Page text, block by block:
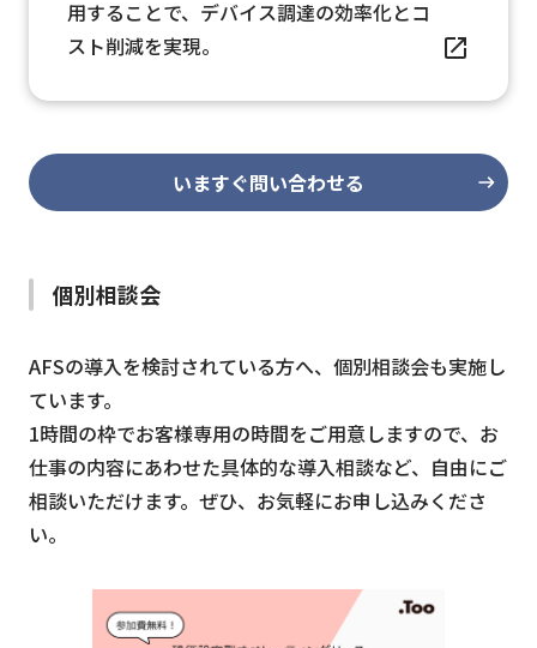
用することで、デバイス調達の効率化とコ
スト削減を実現。
いますぐ問い合わせる
個別相談会
AFSの導入を検討されている方へ、個別相談会も実施し
ています。
1時間の枠でお客様専用の時間をご用意しますので、お
仕事の内容にあわせた具体的な導入相談など、自由にご
相談いただけます。ぜひ、お気軽にお申し込みくださ
い。